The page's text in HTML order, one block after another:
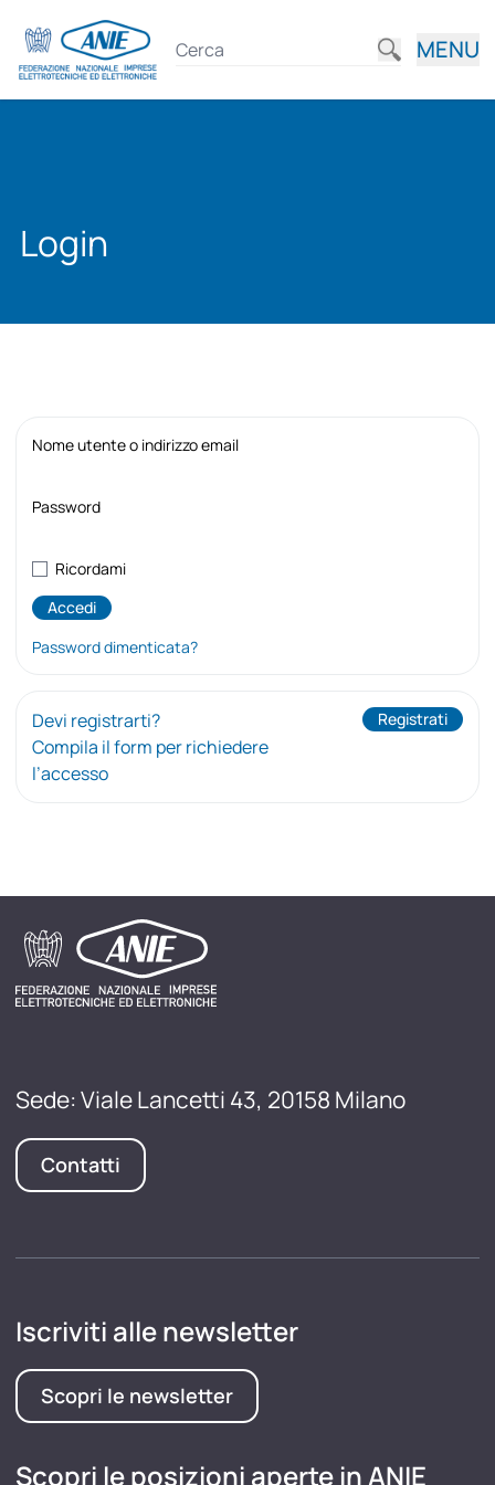
MENU
Login
Nome utente o indirizzo email
Password
Ricordami
Password dimenticata?
Devi registrarti?
Compila il form per richiedere
l’accesso
Registrati
Sede: Viale Lancetti 43, 20158 Milano
Contatti
Iscriviti alle newsletter
Scopri le newsletter
Scopri le posizioni aperte in ANIE